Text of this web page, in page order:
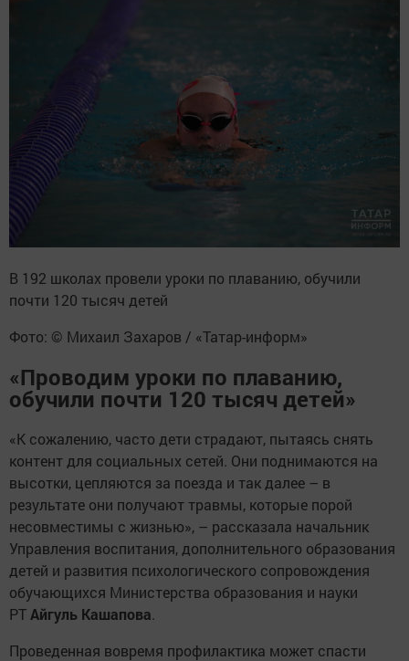
В 192 школах провели уроки по плаванию, обучили
почти 120 тысяч детей
Фото: © Михаил Захаров / «Татар-информ»
«Проводим уроки по плаванию,
обучили почти 120 тысяч детей»
«К сожалению, часто дети страдают, пытаясь снять
контент для социальных сетей. Они поднимаются на
высотки, цепляются за поезда и так далее – в
результате они получают травмы, которые порой
несовместимы с жизнью», – рассказала начальник
Управления воспитания, дополнительного образования
детей и развития психологического сопровождения
обучающихся Министерства образования и науки
РТАйгуль Кашапова.
Проведенная вовремя профилактика может спасти